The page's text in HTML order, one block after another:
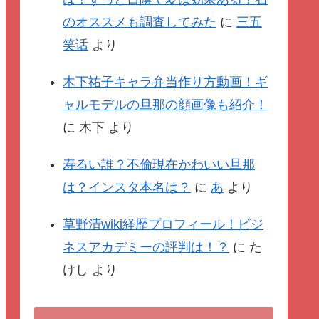
のオススメも調査してみた に 三五
笑话 より
木下祐子キャラ弁当作り方動画！ギ
ャルモデルの旦那の顔画像も紹介！
に 木下 より
寿るい誰？不倫現在かわいい旦那
は？インスタ本名は？ に あ より
草野清wiki経歴プロフィール！ビジ
ネスアカデミーの評判は！？ に た
けし より